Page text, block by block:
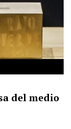
del medio